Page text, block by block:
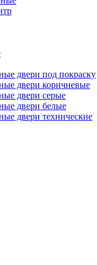
двери под покраску
двери коричневые
двери серые
двери белые
двери технические